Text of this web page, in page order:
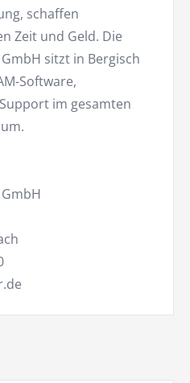
schaffen
Zeit und Geld. Die
sitzt in Bergisch
Software,
im gesamten